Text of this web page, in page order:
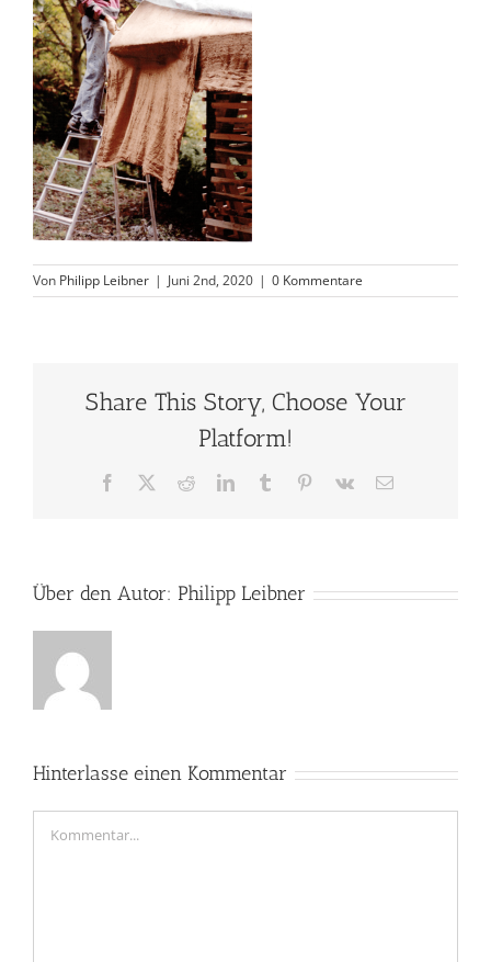
Von Philipp Leibner | Juni 2nd, 2020 | 0 Kommentare
Share This Story, Choose Your
Platform!
Facebook RedditLinkedInTumblr Pinterest
Vk
E-
Über den Autor: Philipp Leibner
Hinterlasse einen Kommentar